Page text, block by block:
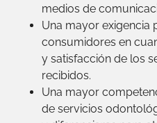
medios de
Una mayor exigencia
consumidores en
y satisfacción de los
recibidos.
Una mayor
de servicios